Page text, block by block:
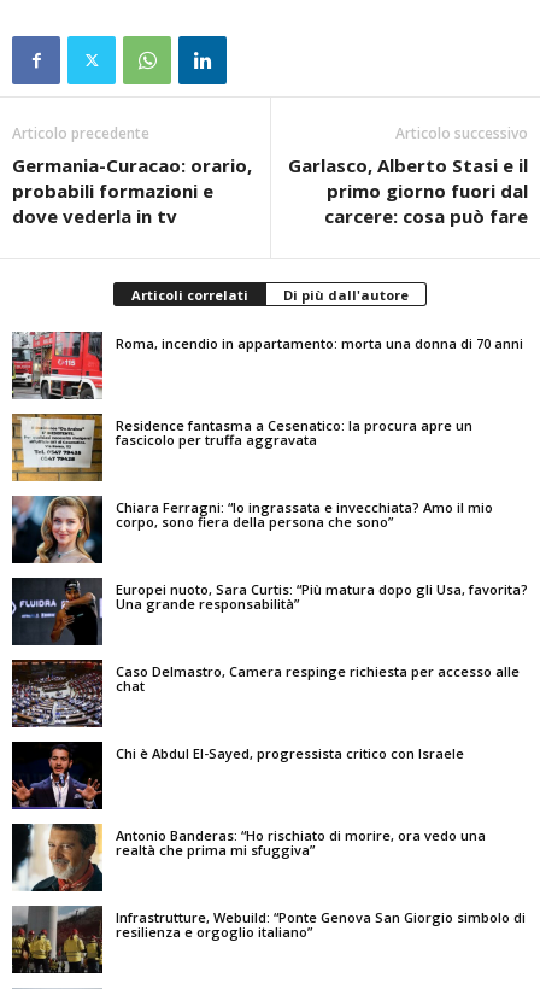
Articolo precedente
Germania-Curacao: orario,
probabili formazioni e
dove vederla in tv
Articolo successivo
Garlasco, Alberto Stasi e il
primo giorno fuori dal
carcere: cosa può fare
Articoli correlati Di più dall'autore
Roma, incendio in appartamento: morta una donna di 70 anni
Residence fantasma a Cesenatico: la procura apre un
fascicolo per truffa aggravata
Chiara Ferragni: “Io ingrassata e invecchiata? Amo il mio
corpo, sono fiera della persona che sono”
Europei nuoto, Sara Curtis: “Più matura dopo gli Usa, favorita?
Una grande responsabilità”
Caso Delmastro, Camera respinge richiesta per accesso alle
chat
Chi è Abdul El-Sayed, progressista critico con Israele
Antonio Banderas: “Ho rischiato di morire, ora vedo una
realtà che prima mi sfuggiva”
Infrastrutture, Webuild: “Ponte Genova San Giorgio simbolo di
resilienza e orgoglio italiano”